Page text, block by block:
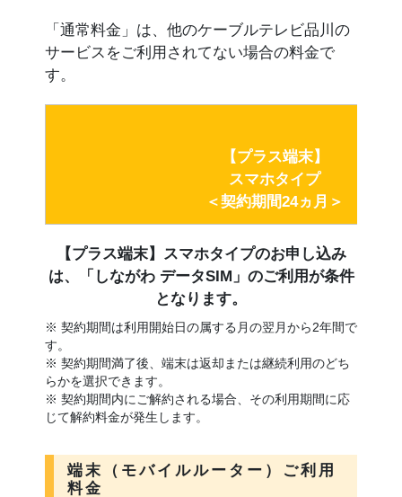
「通常料金」は、他のケーブルテレビ品川の
サービスをご利用されてない場合の料金で
す。
【プラス端末】
スマホタイプ
＜契約期間24ヵ月＞
【プラス端末】スマホタイプのお申し込み
は、「しながわ データSIM」のご利用が条件
となります。
※ 契約期間は利用開始日の属する月の翌月から2年間で
す。
※ 契約期間満了後、端末は返却または継続利用のどち
らかを選択できます。
※ 契約期間内にご解約される場合、その利用期間に応
じて解約料金が発生します。
端末（モバイルルーター）ご利用
料金